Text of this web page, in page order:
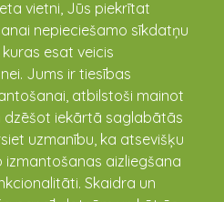
vietni, Jūs piekrītat
nepieciešamo sīkdatņu
esat veicis
Jums ir tiesības
atbilstoši mainot
dzēšot iekārtā saglabātās
uzmanību, ka atsevišķu
aizliegšana
Skaidra un